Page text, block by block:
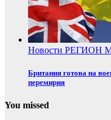
Новости РЕГИОН
Британия готова на
перемирия
You missed